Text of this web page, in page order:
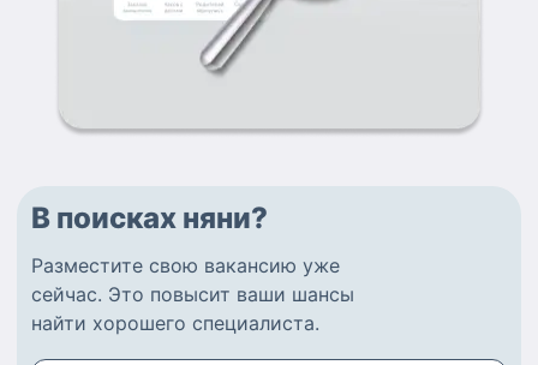
В поисках няни?
Разместите свою вакансию уже
сейчас. Это повысит ваши шансы
найти хорошего специалиста.